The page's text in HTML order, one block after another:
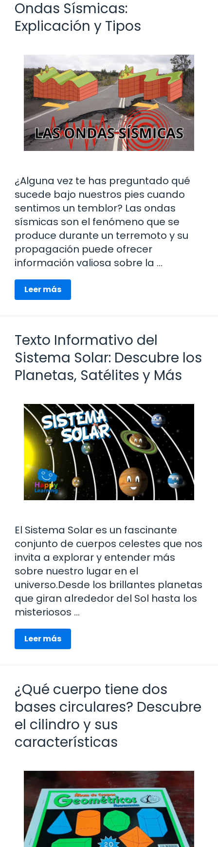
Ondas Sísmicas:
Explicación y Tipos
¿Alguna vez te has preguntado qué
sucede bajo nuestros pies cuando
sentimos un temblor? Las ondas
sísmicas son el fenómeno que se
produce durante un terremoto y su
propagación puede ofrecer
información valiosa sobre la …
Leer más
Texto Informativo del
Sistema Solar: Descubre los
Planetas, Satélites y Más
El Sistema Solar es un fascinante
conjunto de cuerpos celestes que nos
invita a explorar y entender más
sobre nuestro lugar en el
universo.Desde los brillantes planetas
que giran alrededor del Sol hasta los
misteriosos …
Leer más
¿Qué cuerpo tiene dos
bases circulares? Descubre
el cilindro y sus
características